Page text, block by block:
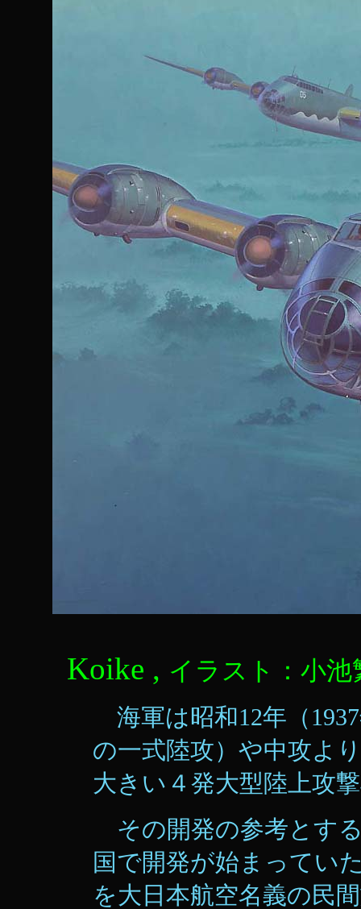
Koike , イラスト：小
海軍は昭和12年（
の一式陸攻）や中攻よ
大きい４発大型陸上攻
その開発の参考とす
国で開発が始まってい
を大日本航空名義の民